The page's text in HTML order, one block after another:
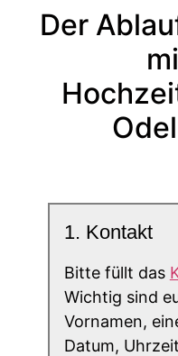
Der
1. Kontakt
Bitte füllt das
Wichtig sind
Vornamen,
Datum,